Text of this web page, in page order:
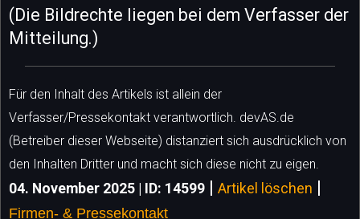
(Die Bildrechte liegen bei dem Verfasser der
Mitteilung.)
Für den Inhalt des Artikels ist allein der
Verfasser/Pressekontakt verantwortlich. devAS.de
(Betreiber dieser Webseite) distanziert sich ausdrücklich von
den Inhalten Dritter und macht sich diese nicht zu eigen.
04. November 2025 | ID: 14599 Artikel löschen
Firmen- & Pressekontakt